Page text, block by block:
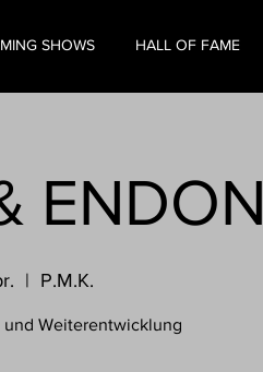
SHOWS HALL OF FAME
ENDON
  |
P.M.K.
Weiterentwicklung